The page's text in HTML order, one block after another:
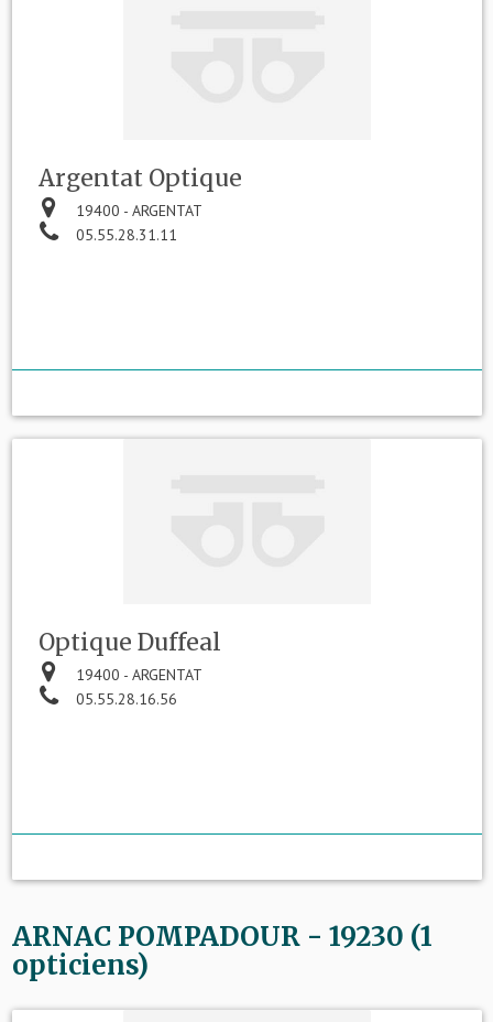
Argentat Optique
19400 - ARGENTAT
05.55.28.31.11
Optique Duffeal
19400 - ARGENTAT
05.55.28.16.56
ARNAC POMPADOUR - 19230 (1
opticiens)